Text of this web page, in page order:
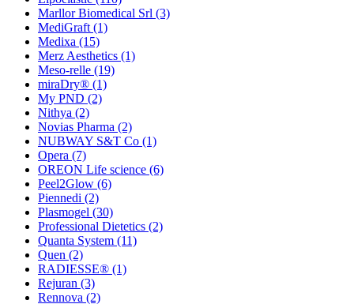
Marllor Biomedical Srl (3)
MediGraft (1)
Medixa (15)
Merz Aesthetics (1)
Meso-relle (19)
miraDry® (1)
My PND (2)
Nithya (2)
Novias Pharma (2)
NUBWAY S&T Co (1)
Opera (7)
OREON Life science (6)
Peel2Glow (6)
Piennedi (2)
Plasmogel (30)
Professional Dietetics (2)
Quanta System (11)
Quen (2)
RADIESSE® (1)
Rejuran (3)
Rennova (2)